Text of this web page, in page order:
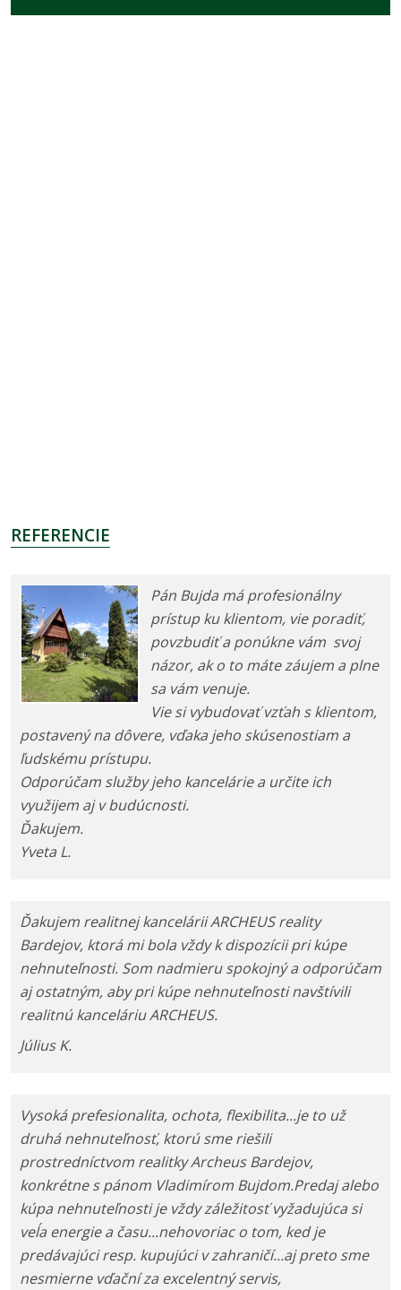
REFERENCIE
Pán Bujda má profesionálny
prístup ku klientom, vie poradiť,
povzbudiť a ponúkne vám svoj
názor, ak o to máte záujem a plne
sa vám venuje.
Vie si vybudovať vzťah s klientom,
postavený na dôvere, vďaka jeho skúsenostiam a
ľudskému prístupu.
Odporúčam služby jeho kancelárie a určite ich
využijem aj v budúcnosti.
Ďakujem.
Yveta L.
Ďakujem realitnej kancelárii ARCHEUS reality
Bardejov, ktorá mi bola vždy k dispozícii pri kúpe
nehnuteľnosti. Som nadmieru spokojný a odporúčam
aj ostatným, aby pri kúpe nehnuteľnosti navštívili
realitnú kanceláriu ARCHEUS.
Július K.
Vysoká prefesionalita, ochota, flexibilita...je to už
druhá nehnuteľnosť, ktorú sme riešili
prostredníctvom realitky Archeus Bardejov,
konkrétne s pánom Vladimírom Bujdom.Predaj alebo
kúpa nehnuteľnosti je vždy záležitosť vyžadujúca si
veĺa energie a času...nehovoriac o tom, ked je
predávajúci resp. kupujúci v zahraničí...aj preto sme
nesmierne vďační za excelentný servis,